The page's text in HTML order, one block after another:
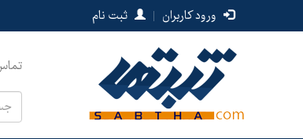
ورود کاربران | ثبت نام